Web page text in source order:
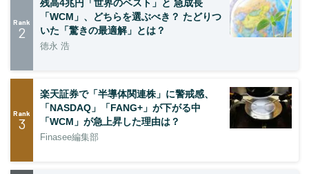
Rank
2
残高4兆円「世界のベスト」と 急成長
「WCM」、どちらを選ぶべき？ たどりつ
いた「驚きの最適解」とは？
徳永 浩
Rank
3
楽天証券で「半導体関連株」に警戒感、
「NASDAQ」「FANG+」が下がる中
「WCM」が急上昇した理由は？
Finasee編集部